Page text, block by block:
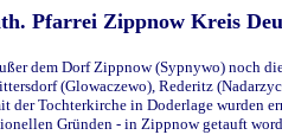
Pfarrei Zippnow Kreis
dem Dorf Zippnow (Sypnywo) noch
(Glowaczewo), Rederitz
Tochterkirche in Doderlage wurden
Gründen - in Zippnow getauft